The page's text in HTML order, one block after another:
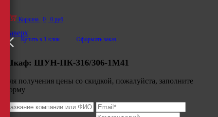
Корзина 0 0 руб
Купить в 1 клик Оформить заказ
Наверх
Шкаф: ШУН-ПК-316/306-1М41
Для получения цены со скидкой, пожалуйста, заполните
форму